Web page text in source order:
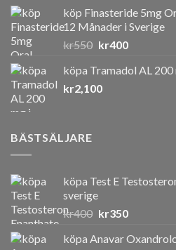
köp Finasteride 5mg
12 Månader i Sverige
kr550 Det
priset
var:
kr400Det
priset
köpa Tramadol AL 200
kr2,100
BÄSTSÄLJARE
köpa Test E
sverige
kr400 Det
priset
kr350Det
priset
köpa Anavar